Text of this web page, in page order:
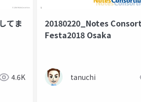
てま
4.6K
20180220_Notes
Festa2018 Osaka
tanuchi